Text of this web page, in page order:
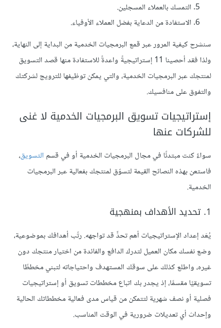
التمسك بالعملاء المسجلين.
الاستفادة من الدعاية بفضل العملاء الأوفياء.
سنشرح كيفية المرور عبر قمع البرمجيات الخدمية من البداية إلى النهاية،
ولذا فقد أحصينا 11 إستراتيجيةً واعدةً للاستفادة منها قصد التسويق
لمنتجك عبر البرمجيات الخدمية، والتي يمكن توظيفها للترويج لشركتك
والتفوق على منافسيك.
إستراتيجيات تسويق البرمجيات الخدمية لا غنى
للشركات عنها
سواءٌ كنت مبتدئًا في مجال البرمجيات الخدمية أو في قسم التسويق،
فاستعن بهذه النصائح القيمة لتسوّق لمنتجك بفعالية عبر البرمجيات
الخدمية.
1. تحديد الأهداف بمنهجية
يُعَد إعداد الإستراتيجيات أهم تحدٍّ قد تواجهه. رتّب أهدافك بموضوعية،
وضع نفسك مكان العميل لتدرك الدافع والفائدة من اختيار منتجك دون
غيره، واطلع كذلك على سوقك المستهدف واحتياجاته لتبني مخططًا
تسويقيًا مقسمًا، إذ يجدر بك اتباع مخططات تسويق أو إستراتيجيات
فصلية أو نصف شهرية لتتمكن من قياس مدى فعالية مخططاتك الحالية
وإحداث أي تعديلات ضرورية في الوقت المناسب.